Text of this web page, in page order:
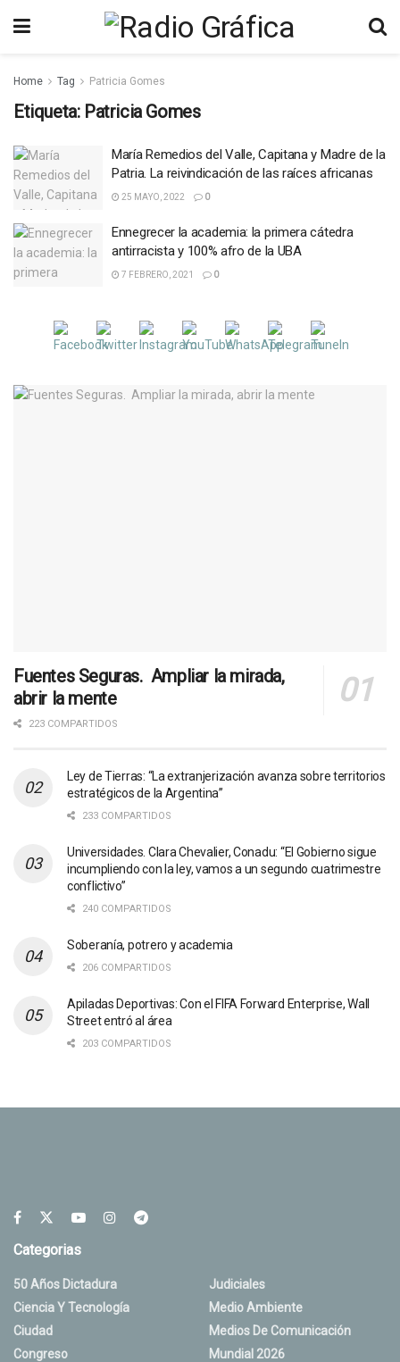
Home Tag Patricia Gomes
Etiqueta: Patricia Gomes
María Remedios del Valle, Capitana y Madre de la
Patria. La reivindicación de las raíces africanas
25 MAYO, 2022 0
Ennegrecer la academia: la primera cátedra
antirracista y 100% afro de la UBA
7 FEBRERO, 2021 0
Fuentes Seguras. Ampliar la mirada,
abrir la mente
223 COMPARTIDOS
Ley de Tierras: “La extranjerización avanza sobre territorios
estratégicos de la Argentina”
233 COMPARTIDOS
Universidades. Clara Chevalier, Conadu: “El Gobierno sigue
incumpliendo con la ley, vamos a un segundo cuatrimestre
conflictivo”
240 COMPARTIDOS
Soberanía, potrero y academia
206 COMPARTIDOS
Apiladas Deportivas: Con el FIFA Forward Enterprise, Wall
Street entró al área
203 COMPARTIDOS
Categorias
50 Años Dictadura
Ciencia Y Tecnología
Ciudad
Congreso
Judiciales
Medio Ambiente
Medios De Comunicación
Mundial 2026